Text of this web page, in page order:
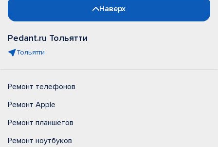
Наверх
Pedant.ru Тольятти
Тольятти
Ремонт телефонов
Ремонт Apple
Ремонт планшетов
Ремонт ноутбуков